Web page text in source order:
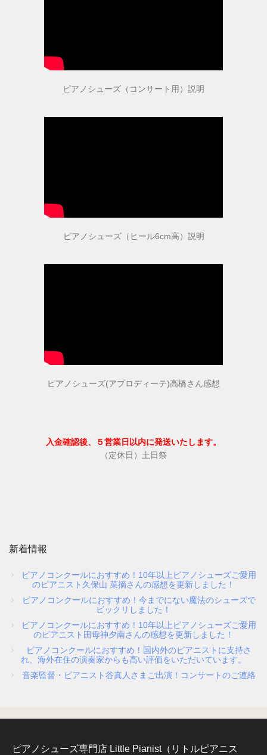
ピアノシューズ（コンサート用）説明
ピアノシューズ（ヒール6cm高）説明
ピアノシューズ(アプロディーテ)高橋さん感想
入金確認後、５営業日以内に発送いたします。
（定休日）土日祭
新着情報
ピアノコンクールにおすすめ！10年以上ピアノシューズご愛用
のピアニスト久保山 菜摘さんの感想を更新しました！
ピアノコンクールにおすすめ！今までにない魔法のシューズで
ビックリしました！
ピアノコンクールにおすすめ！10年以上ピアノシューズご愛用
のピアニスト田母神夕南さんの感想を更新しました！
ピアノコンクールにおすすめ！国内外のピアニストに支持さ
れ、海外在住の演奏家からも高い評価をいただいています。
音楽監督・ピアニスト谷真人さまご出演！コンサートのご連絡
ピアノシューズ専門店 Little Pianist（リトルピアニス